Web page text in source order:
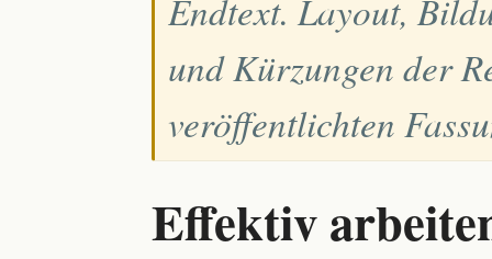
Endtext. Layout,
und Kürzungen der
veröffentlichten
Effektiv